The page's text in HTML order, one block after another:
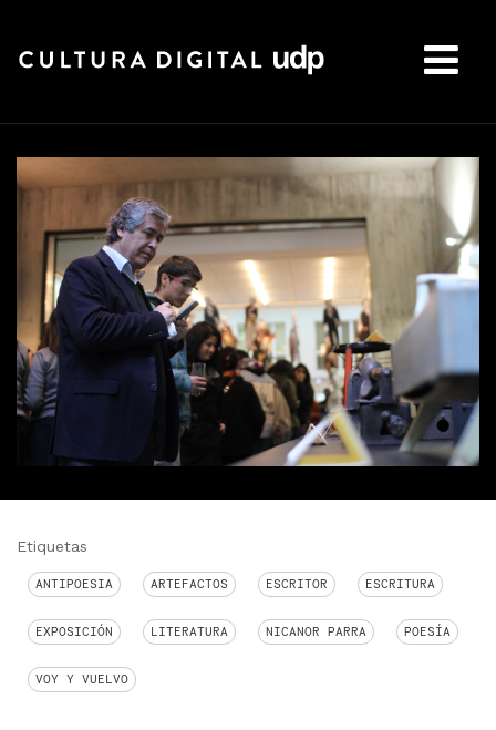
Etiquetas
ANTIPOESIA ARTEFACTOS ESCRITOR ESCRITURA
EXPOSICIÓN LITERATURA NICANOR PARRA POESÍA
VOY Y VUELVO